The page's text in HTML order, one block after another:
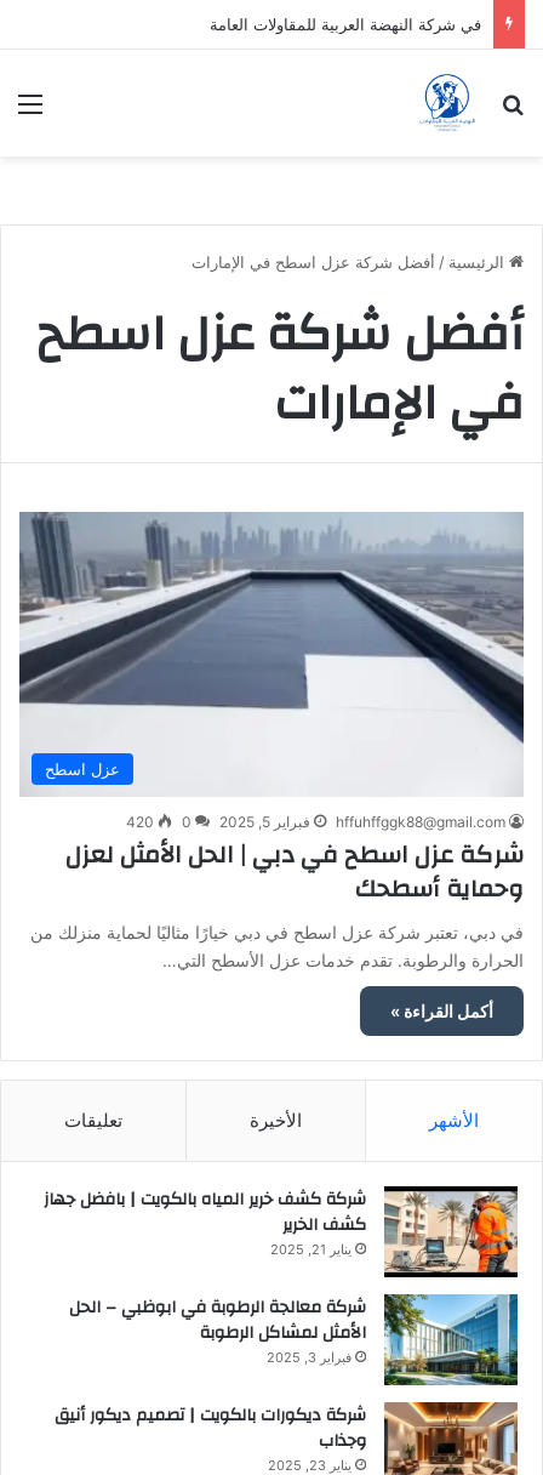
في شركة النهضة العربية للمقاولات العامة
بحث عن
الرئيسية / أفضل شركة عزل اسطح في الإمارات
أفضل شركة عزل اسطح
في الإمارات
عزل اسطح
hffuhffggk88@gmail.com فبراير 5, 2025 0
420
شركة عزل اسطح في دبي | الحل الأمثل لعزل
وحماية أسطحك
في دبي، تعتبر شركة عزل اسطح في دبي خيارًا مثاليًا لحماية منزلك من
الحرارة والرطوبة. تقدم خدمات عزل الأسطح التي…
أكمل القراءة »
الأشهر الأخيرة تعليقات
شركة كشف خرير المياه بالكويت | بافضل جهاز
كشف الخرير
يناير 21, 2025
شركة معالجة الرطوبة في ابوظبي – الحل
الأمثل لمشاكل الرطوبة
فبراير 3, 2025
شركة ديكورات بالكويت | تصميم ديكور أنيق
وجذاب
يناير 23, 2025